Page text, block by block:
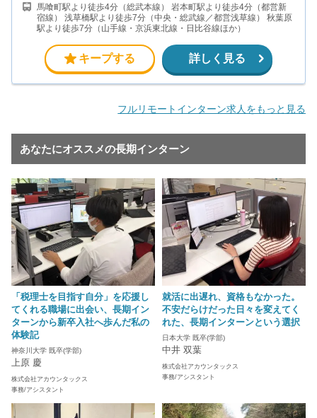
馬喰町駅より徒歩4分（総武本線） 岩本町駅より徒歩4分（都営新
宿線） 浅草橋駅より徒歩7分（中央・総武線／都営浅草線） 秋葉原
駅より徒歩7分（山手線・京浜東北線・日比谷線ほか）
キープする 詳しく見る
フルリモートインターン求人をもっと見る
あなたにオススメの長期インターン
「税理士を目指す自分」を応援し
てくれる職場に出会い、長期イン
ターンから新卒入社へ歩んだ私の
体験記
神奈川大学 既卒(学部)
上原 慶
株式会社アカウンタックス
事務/アシスタント
就活に出遅れ、資格もなかった。
不安だらけだった日々を変えてく
れた、長期インターンという選択
日本大学 既卒(学部)
中井 双葉
株式会社アカウンタックス
事務/アシスタント